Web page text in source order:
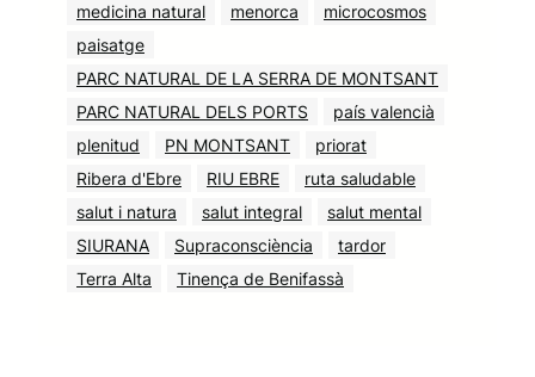
medicina natural
menorca
microcosmos
paisatge
PARC NATURAL DE LA SERRA DE MONTSANT
PARC NATURAL DELS PORTS
país valencià
plenitud
PN MONTSANT
priorat
Ribera d'Ebre
RIU EBRE
ruta saludable
salut i natura
salut integral
salut mental
SIURANA
Supraconsciència
tardor
Terra Alta
Tinença de Benifassà